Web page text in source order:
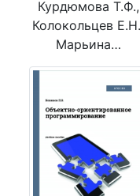
Курдюмова Т.Ф.,
Колокольцев
Марьина…